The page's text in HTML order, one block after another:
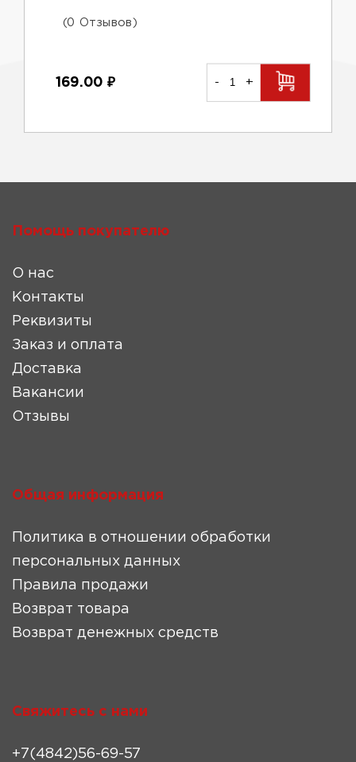
(0 Отзывов)
169.00 ₽ - +
Помощь покупателю
О нас
Контакты
Реквизиты
Заказ и оплата
Доставка
Вакансии
Отзывы
Общая информация
Политика в отношении обработки
персональных данных
Правила продажи
Возврат товара
Возврат денежных средств
Свяжитесь с нами
+7(4842)56-69-57